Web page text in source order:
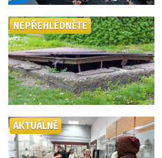
NEPŘEHLÉDNĚTE
AKTUÁLNĚ